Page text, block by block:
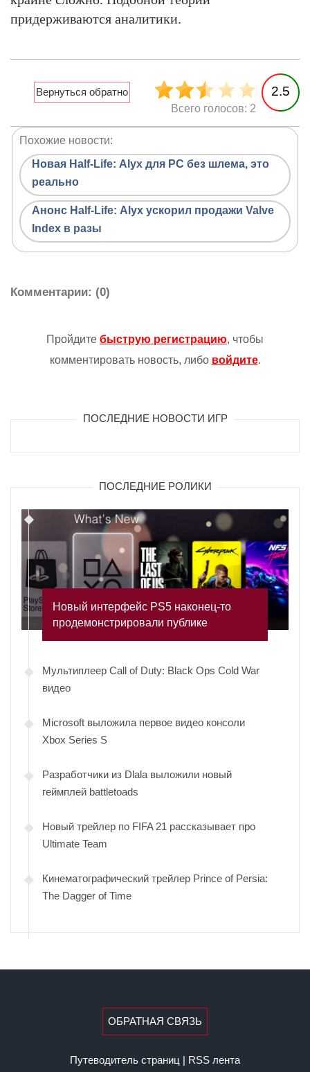
придерживаются аналитики.
2.5
Всего голосов: 2
Похожие новости:
Новая Half-Life: Alyx для PC без шлема, это
реально
Анонс Half-Life: Alyx ускорил продажи Valve
Index в разы
Комментарии: (0)
Пройдите быструю регистрацию, чтобы
комментировать новость, либо войдите.
ПОСЛЕДНИЕ НОВОСТИ ИГР
ПОСЛЕДНИЕ РОЛИКИ
Новый интерфейс PS5 наконец-то
продемонстрировали публике
Мультиплеер Call of Duty: Black Ops Cold War
видео
Microsoft выложила первое видео консоли
Xbox Series S
Разработчики из Dlala выложили новый
геймплей battletoads
Новый трейлер по FIFA 21 рассказывает про
Ultimate Team
Кинематографический трейлер Prince of Persia:
The Dagger of Time
ОБРАТНАЯ СВЯЗЬ
Путеводитель страниц | RSS лента